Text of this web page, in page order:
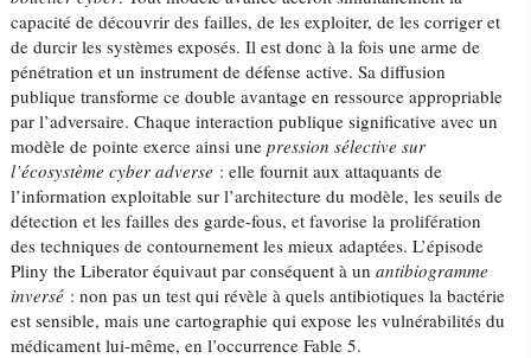
capacité de découvrir des failles, de les exploiter, de les corriger et
de durcir les systèmes exposés. Il est donc à la fois une arme de
pénétration et un instrument de défense active. Sa diffusion
publique transforme ce double avantage en ressource appropriable
par l’adversaire. Chaque interaction publique significative avec un
modèle de pointe exerce ainsi unepression sélective sur
l’écosystème cyber adverse : elle fournit aux attaquants de
l’information exploitable sur l’architecture du modèle, les seuils de
détection et les failles des garde-fous, et favorise la prolifération
des techniques de contournement les mieux adaptées. L’épisode
Pliny the Liberator équivaut par conséquent à unantibiogramme
inversé : non pas un test qui révèle à quels antibiotiques la bactérie
est sensible, mais une cartographie qui expose les vulnérabilités du
médicament lui-même, en l’occurrence Fable 5.